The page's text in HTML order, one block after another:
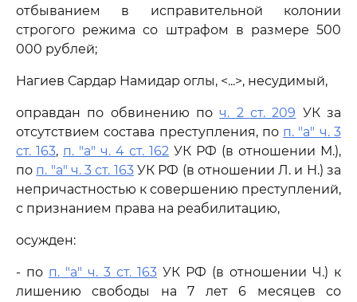
отбыванием в исправительной колонии
строгого режима со штрафом в размере 500
000 рублей;
Нагиев Сардар Намидар оглы, <...>, несудимый,
оправдан по обвинению поч. 2 ст. 209 УК за
отсутствием состава преступления, по п. "а" ч. 3
ст. 163, п. "а" ч. 4 ст. 162 УК РФ (в отношении М.),
по п. "а" ч. 3 ст. 163УК РФ (в отношении Л. и Н.) за
непричастностью к совершению преступлений,
с признанием права на реабилитацию,
осужден:
- по п. "а" ч. 3 ст. 163 УК РФ (в отношении Ч.) к
лишению свободы на 7 лет 6 месяцев со